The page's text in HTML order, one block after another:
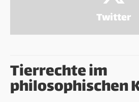
Twitter
Tierrechte im
philosophischen